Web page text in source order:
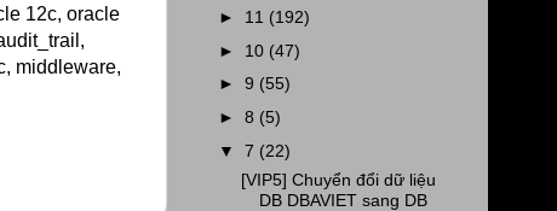
12c, oracle
middleware,
► 11 (192)
► 10 (47)
►9 (55)
►8 (5)
▼7 (22)
[VIP5] Chuyển đổi dữ liệu
DB DBAVIET sang DB